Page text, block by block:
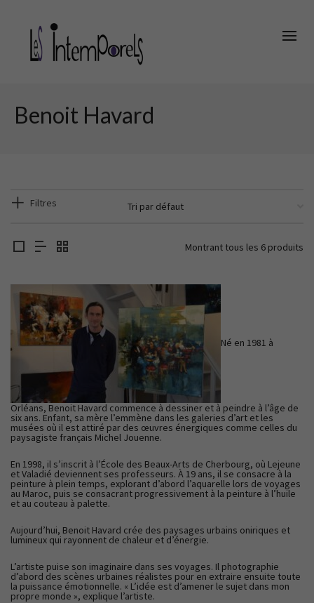
Benoit Havard
Filtres
Montrant tous les 6 produits
Né en 1981 à
Orléans, Benoit Havard commence à dessiner et à peindre à l’âge de
six ans. Enfant, sa mère l’emmène dans les galeries d’art et les
musées où il est attiré par des œuvres énergiques comme celles du
paysagiste français Michel Jouenne.
En 1998, il s’inscrit à l’École des Beaux-Arts de Cherbourg, où Lejeune
et Valadié deviennent ses professeurs. À 19 ans, il se consacre à la
peinture à plein temps, explorant d’abord l’aquarelle lors de voyages
au Maroc, puis se consacrant progressivement à la peinture à l’huile
et au couteau à palette.
Aujourd’hui, Benoit Havard crée des paysages urbains oniriques et
lumineux qui rayonnent de chaleur et d’énergie.
L’artiste puise son imaginaire dans ses voyages. Il photographie
d’abord des scènes urbaines réalistes pour en extraire ensuite toute
la puissance émotionnelle. « L’idée est d’amener le sujet dans mon
propre monde », explique l’artiste.